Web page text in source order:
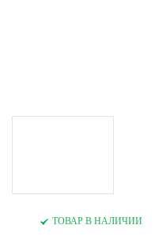
ТОВАР В НАЛИЧИИ